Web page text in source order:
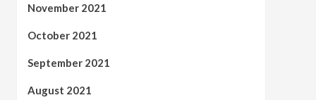
November 2021
October 2021
September 2021
August 2021